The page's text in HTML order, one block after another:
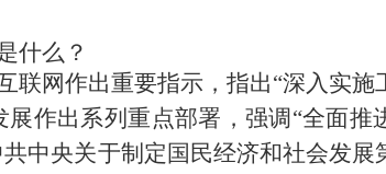
什么？
联网作出重要指示，指出“深入实施
作出系列重点部署，强调“全面推
中央关于制定国民经济和社会发展